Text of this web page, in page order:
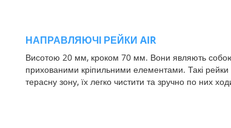
НАПРАВЛЯЮЧІ РЕЙКИ AIR
Висотою 20 мм, кроком 70 мм. Вони являють
прихованими кріпильними елементами. Такі
терасну зону, їх легко чистити та зручно по них